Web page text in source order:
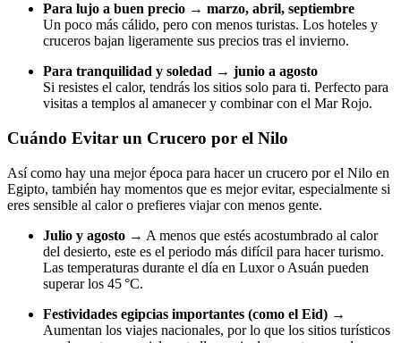
Para lujo a buen precio → marzo, abril, septiembre
Un poco más cálido, pero con menos turistas. Los hoteles y
cruceros bajan ligeramente sus precios tras el invierno.
Para tranquilidad y soledad → junio a agosto
Si resistes el calor, tendrás los sitios solo para ti. Perfecto para
visitas a templos al amanecer y combinar con el Mar Rojo.
Cuándo Evitar un Crucero por el Nilo
Así como hay una mejor época para hacer un crucero por el Nilo en
Egipto, también hay momentos que es mejor evitar, especialmente si
eres sensible al calor o prefieres viajar con menos gente.
Julio y agosto → A menos que estés acostumbrado al calor
del desierto, este es el periodo más difícil para hacer turismo.
Las temperaturas durante el día en Luxor o Asuán pueden
superar los 45 °C.
Festividades egipcias importantes (como el Eid) →
Aumentan los viajes nacionales, por lo que los sitios turísticos